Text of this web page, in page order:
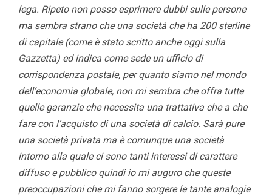
lega. Ripeto non posso esprimere dubbi sulle persone
ma sembra strano che una società che ha 200 sterline
di capitale (come è stato scritto anche oggi sulla
Gazzetta) ed indica come sede un ufficio di
corrispondenza postale, per quanto siamo nel mondo
dell’economia globale, non mi sembra che offra tutte
quelle garanzie che necessita una trattativa che a che
fare con l’acquisto di una società di calcio. Sarà pure
una società privata ma è comunque una società
intorno alla quale ci sono tanti interessi di carattere
diffuso e pubblico quindi io mi auguro che queste
preoccupazioni che mi fanno sorgere le tante analogie